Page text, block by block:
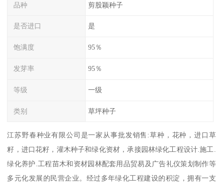
品种 剪股颖种子
是否进口 是
饱满度 95％
发芽率 95％
等级 一级
类别 草坪种子
江苏野春种业有限公司是一家从事批发销售:草种，花种，进口草
籽，进口花籽，灌木种子和绿化资材，承接园林绿化工程设计.施工.
绿化养护.工程苗木和资材园林配套用品贸易及广告礼仪策划制作等
多元化发展的民营企业。经过多年绿化工程建设的积淀，拥有一支